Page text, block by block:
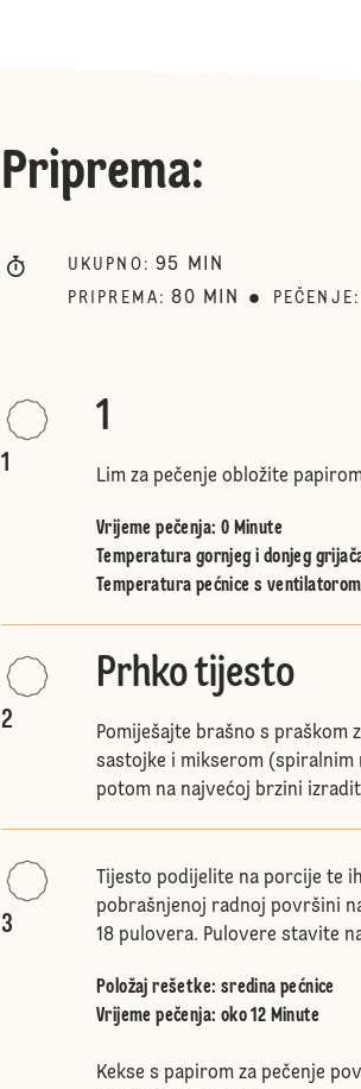
Priprema:
UKUPNO : 95 MIN
PRIPREMA : 80 MIN PEČENJE :
1
1
Lim za pečenje obložite
Vrijeme pečenja: 0 Minute
Temperatura gornjeg i donjeg
Temperatura pećnice s ventilatorom
2
Prhko tijesto
Pomiješajte brašno s praškom
sastojke i mikserom (spiralnim
potom na najvećoj brzini
3
Tijesto podijelite na porcije te
pobrašnjenoj radnoj površini
18 pulovera. Pulovere stavite
Položaj rešetke: sredina pećnice
Vrijeme pečenja: oko 12 Minute
Kekse s papirom za pečenje